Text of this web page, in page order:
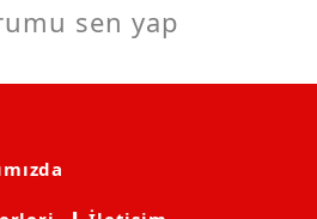
sen yap